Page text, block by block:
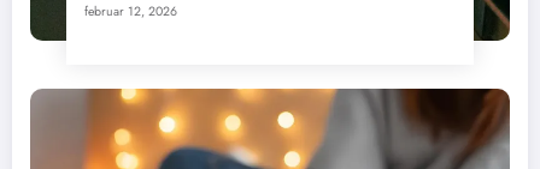
februar 12, 2026